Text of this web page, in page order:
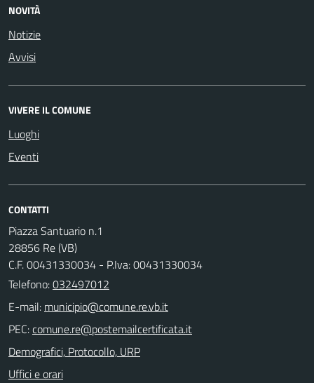
NOVITÀ
Notizie
Avvisi
VIVERE IL COMUNE
Luoghi
Eventi
CONTATTI
Piazza Santuario n.1
28856 Re (VB)
C.F. 00431330034 - P.Iva: 00431330034
Telefono:032497012
E-mail:
PEC:
Demografici, Protocollo, URP
Uffici e orari